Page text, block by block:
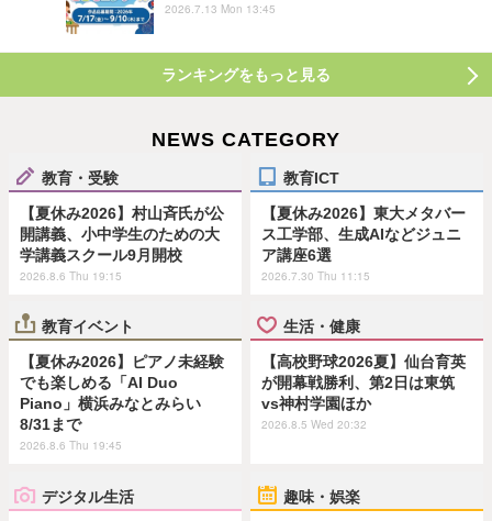
2026.7.13 Mon 13:45
ランキングをもっと見る
NEWS CATEGORY
教育・受験
【夏休み2026】村山斉氏が公
開講義、小中学生のための大
学講義スクール9月開校
2026.8.6 Thu 19:15
教育ICT
【夏休み2026】東大メタバー
ス工学部、生成AIなどジュニ
ア講座6選
2026.7.30 Thu 11:15
教育イベント
【夏休み2026】ピアノ未経験
でも楽しめる「AI Duo
Piano」横浜みなとみらい
8/31まで
2026.8.6 Thu 19:45
生活・健康
【高校野球2026夏】仙台育英
が開幕戦勝利、第2日は東筑
vs神村学園ほか
2026.8.5 Wed 20:32
デジタル生活 趣味・娯楽